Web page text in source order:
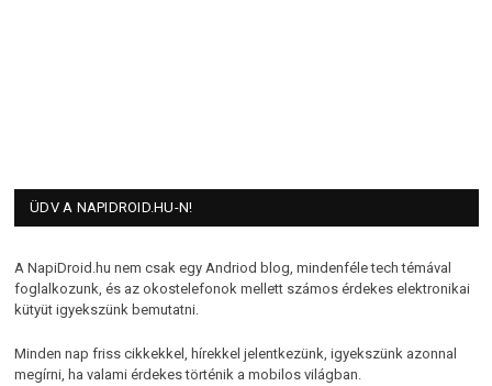
ÜDV A NAPIDROID.HU-N!
A NapiDroid.hu nem csak egy Andriod blog, mindenféle tech témával
foglalkozunk, és az okostelefonok mellett számos érdekes elektronikai
kütyüt igyekszünk bemutatni.
Minden nap friss cikkekkel, hírekkel jelentkezünk, igyekszünk azonnal
megírni, ha valami érdekes történik a mobilos világban.